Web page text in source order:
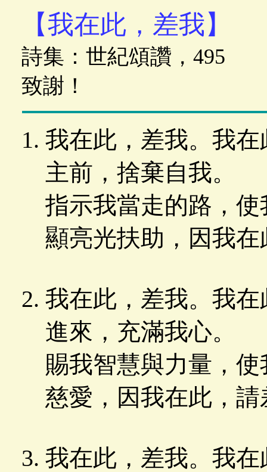
【我在此，差我】
詩集：世紀頌讚，
致謝！
我在此，差我。我
主前，捨棄自我。
指示我當走的路，
顯亮光扶助，因我
我在此，差我。我
進來，充滿我心。
賜我智慧與力量，
慈愛，因我在此，請
我在此，差我。我